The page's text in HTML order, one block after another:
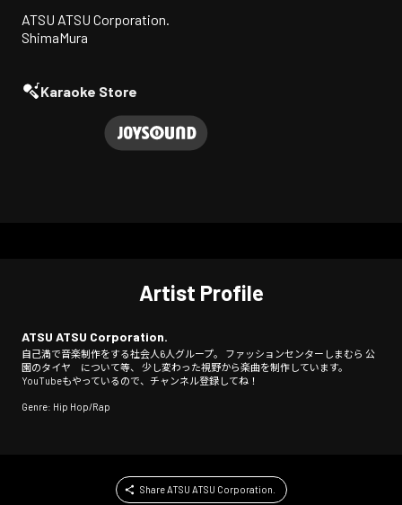
ATSU ATSU Corporation.
ShimaMura
Karaoke Store
Artist Profile
ATSU ATSU Corporation.
自己満で音楽制作をする社会人6人グループ。 ファッションセンターしまむら 公
園のタイヤ について等、 少し変わった視野から楽曲を制作しています。
YouTubeもやっているので、チャンネル登録してね！
Genre: Hip Hop/Rap
Share ATSU ATSU Corporation.